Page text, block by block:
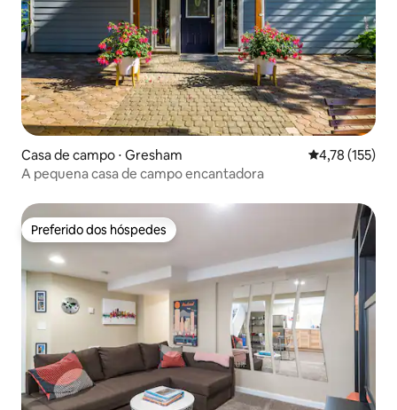
Casa de campo ⋅ Gresham 4,78 de uma
4,78 (155)
A pequena casa de campo encantadora
Preferido dos hóspedes
Preferido dos hóspedes